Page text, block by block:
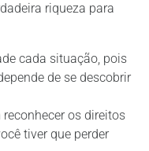
riqueza para
cada situação, pois
de se descobrir
os direitos
tiver que perder